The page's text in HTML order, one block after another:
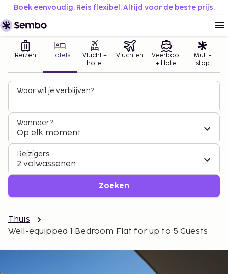
Boek eenvoudig. Reis flexibel. Altijd voor de beste prijs.
Reizen Hotels
Vlucht +
hotel
Vluchten
Veerboot
+ Hotel
Multi-
stop
Waar wil je verblijven?
Wanneer?
Op elk moment
Reizigers
2 volwassenen
Zoeken
Thuis
Well-equipped 1 Bedroom Flat for up to 5 Guests